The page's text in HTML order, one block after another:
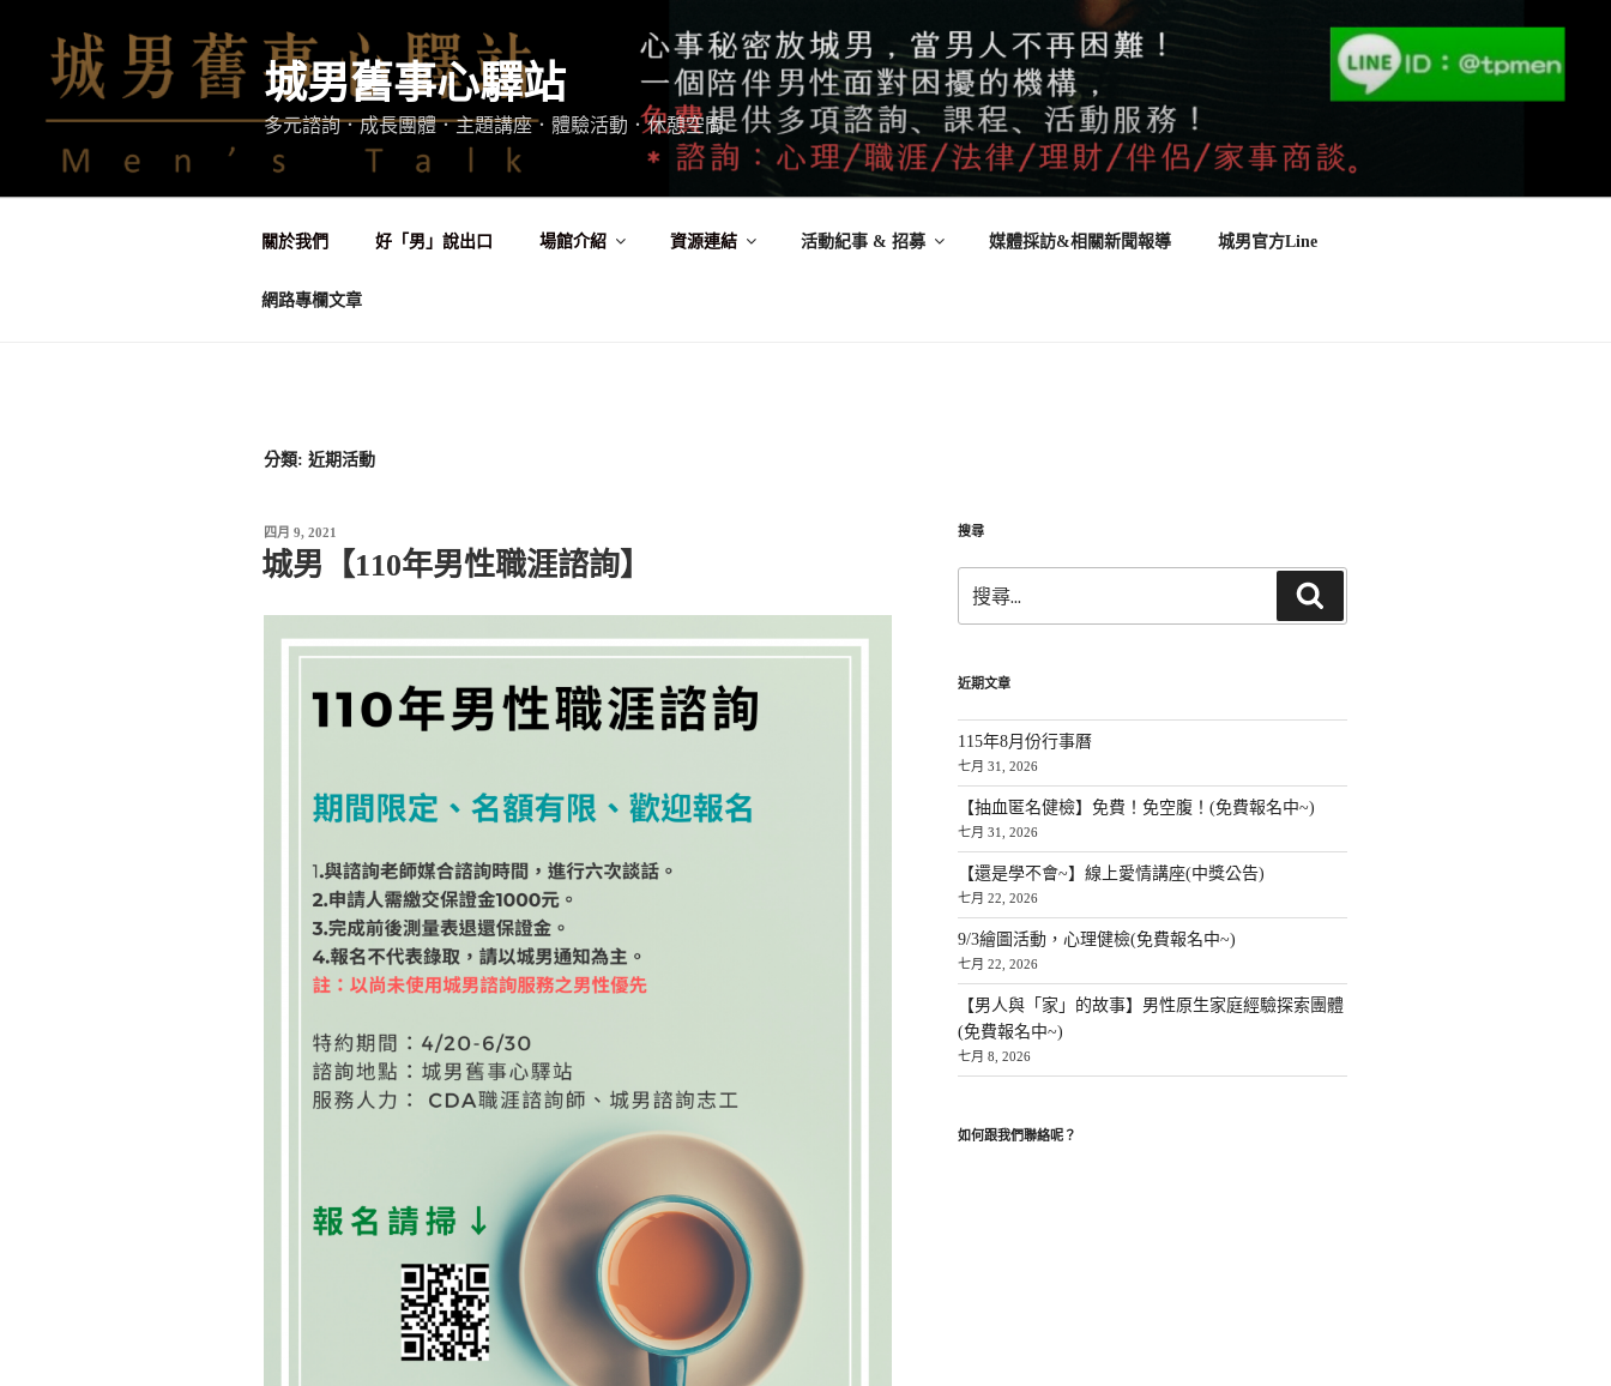
城男舊事心驛站
多元諮詢．成長團體．主題講座．體驗活動．休憩空間
關於我們 好「男」說出口 場館介紹 資源連結 活動紀事 & 招募 媒體採訪&相關新聞報導 城男官方Line
網路專欄文章
分類: 近期活動
發
佈
於
四月 9, 2021
城男【110年男性職涯諮詢】
搜尋
尋:
尋
近期文章
115年8月份行事曆
七月 31, 2026
【抽血匿名健檢】免費！免空腹！(免費報名中~)
七月 31, 2026
【還是學不會~】線上愛情講座(中獎公告)
七月 22, 2026
9/3繪圖活動，心理健檢(免費報名中~)
七月 22, 2026
【男人與「家」的故事】男性原生家庭經驗探索團體
(免費報名中~)
七月 8, 2026
如何跟我們聯絡呢？